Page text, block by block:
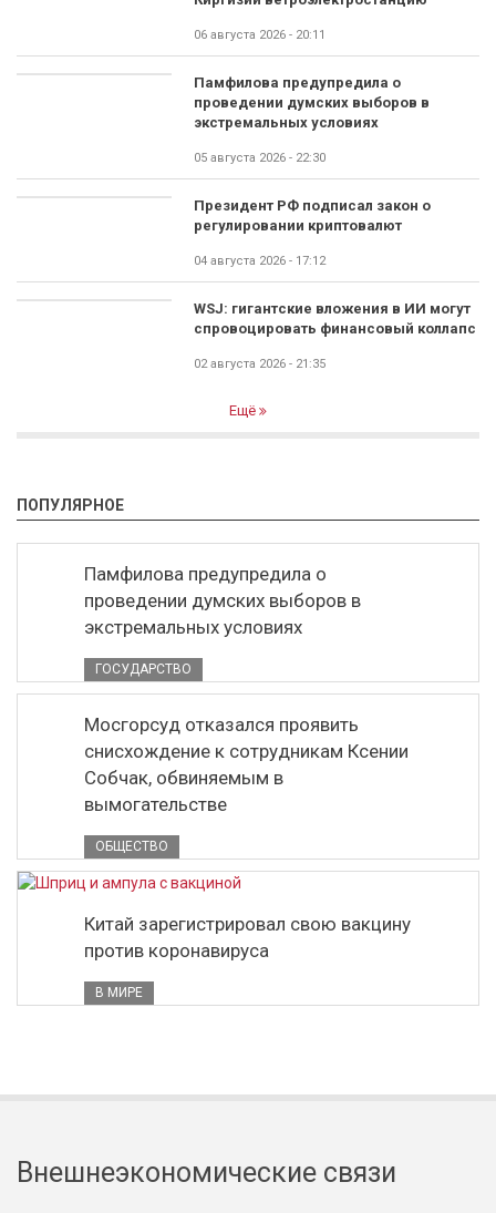
06 августа 2026 - 20:11
Памфилова предупредила о
проведении думских выборов в
экстремальных условиях
05 августа 2026 - 22:30
Президент РФ подписал закон о
регулировании криптовалют
04 августа 2026 - 17:12
WSJ: гигантские вложения в ИИ могут
спровоцировать финансовый коллапс
02 августа 2026 - 21:35
Ещё
ПОПУЛЯРНОЕ
Памфилова предупредила о
проведении думских выборов в
экстремальных условиях
ГОСУДАРСТВО
Мосгорсуд отказался проявить
снисхождение к сотрудникам Ксении
Собчак, обвиняемым в
вымогательстве
ОБЩЕСТВО
Китай зарегистрировал свою вакцину
против коронавируса
В МИРЕ
Внешнеэкономические связи